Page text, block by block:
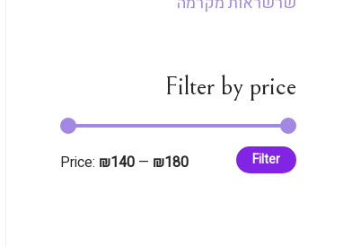
Filter by price
Filter
Price: ₪140 — ₪180